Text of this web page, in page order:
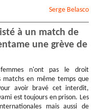
Serge Belasco
à un match de
une grève de
n'ont pas le droit
matchs en même temps que
avoir bravé cet interdit,
est toujours en prison. Les
mais aussi de